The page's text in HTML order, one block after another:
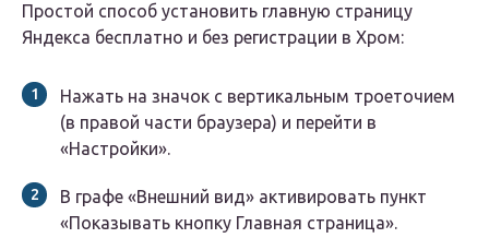
Простой способ установить главную страницу
Яндекса бесплатно и без регистрации в Хром:
Нажать на значок с вертикальным троеточием
(в правой части браузера) и перейти в
«Настройки».
В графе «Внешний вид» активировать пункт
«Показывать кнопку Главная страница».